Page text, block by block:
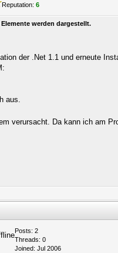
Reputation:6
werden dargestellt.
der .Net 1.1 und erneute
aus.
verursacht. Da kann ich am
Posts: 2
Threads: 0
Joined: Jul 2006